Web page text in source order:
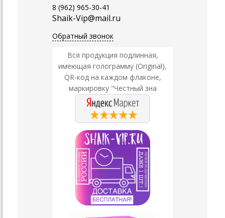
8 (962) 965-30-41
Shaik-Vip@mail.ru
Обратный звонок
Вся продукция подлинная,
имеющая голограмму (Original),
QR-код на каждом флаконе,
маркировку "Честный зна